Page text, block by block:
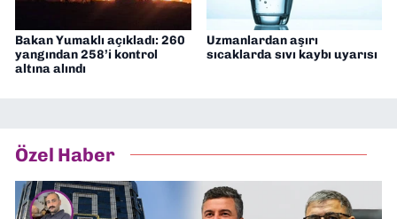
Bakan Yumaklı açıkladı: 260
yangından 258’i kontrol
altına alındı
Uzmanlardan aşırı
sıcaklarda sıvı kaybı uyarısı
Özel Haber